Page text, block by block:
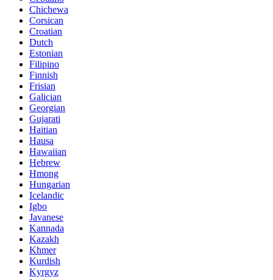
Chichewa
Corsican
Croatian
Dutch
Estonian
Filipino
Finnish
Frisian
Galician
Georgian
Gujarati
Haitian
Hausa
Hawaiian
Hebrew
Hmong
Hungarian
Icelandic
Igbo
Javanese
Kannada
Kazakh
Khmer
Kurdish
Kyrgyz